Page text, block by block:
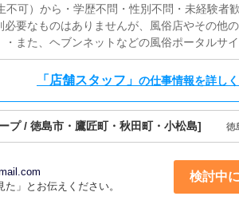
お客様やキャストの方に快適にお過ごしいた
ただきます。
不可）から・学歴不問・性別不問・未経験者
必要なものはありませんが、風俗店やその他
・また、ヘブンネットなどの風俗ポータルサ
す。
「店舗スタッフ」 の仕事情報を詳し
プ / 徳島市・鷹匠町・秋田町・小松島] 徳
」とお伝えください。
検討中